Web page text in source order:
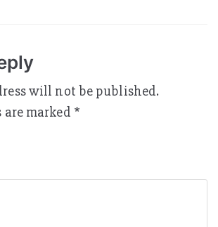
will not be published.
are marked *